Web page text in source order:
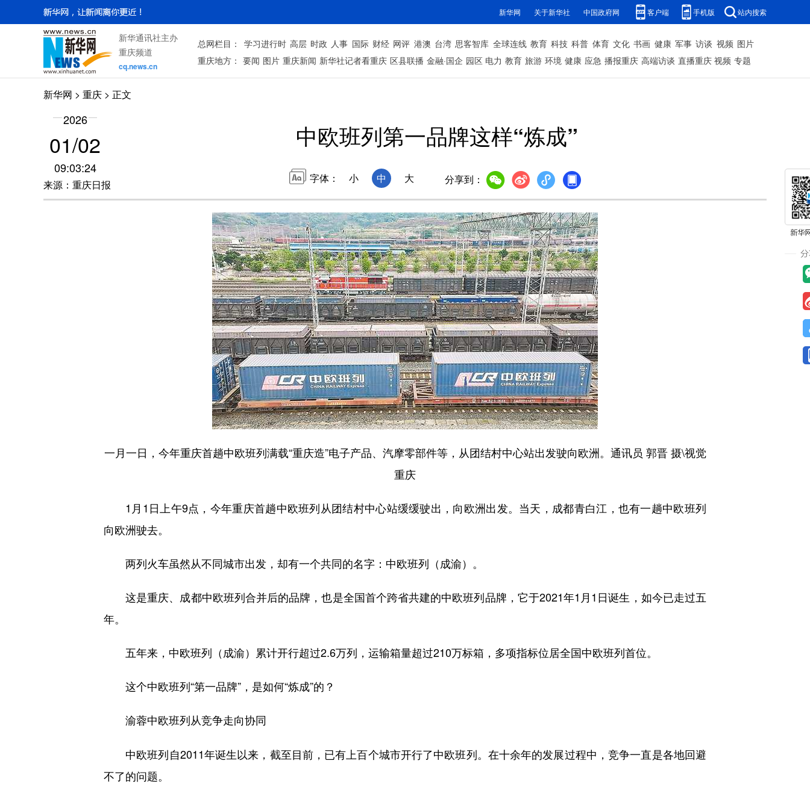
新华网 关于新华社 中国政府网 客户端 手机版 站内搜索
新华通讯社主办
重庆频道
cq.news.cn
总网栏目： 学习进行时 高层 时政 人事 国际 财经 网评 港澳 台湾 思客智库 全球连线 教育 科技 科普 体育 文化 书画 健康 军事 访谈 视频 图片
重庆地方： 要闻 图片 重庆新闻 新华社记者看重庆 区县联播 金融·国企 园区 电力 教育 旅游 环境 健康 应急 播报重庆 高端访谈 直播重庆 视频 专题
新华网 > 重庆 > 正文
2026
01/02
09:03:24
来源：重庆日报
中欧班列第一品牌这样“炼成”
字体： 小 中 大 分享到：
一月一日，今年重庆首趟中欧班列满载“重庆造”电子产品、汽摩零部件等，从团结村中心站出发驶向欧洲。通讯员 郭晋 摄\视觉
重庆
1月1日上午9点，今年重庆首趟中欧班列从团结村中心站缓缓驶出，向欧洲出发。当天，成都青白江，也有一趟中欧班列
向欧洲驶去。
两列火车虽然从不同城市出发，却有一个共同的名字：中欧班列（成渝）。
这是重庆、成都中欧班列合并后的品牌，也是全国首个跨省共建的中欧班列品牌，它于2021年1月1日诞生，如今已走过五
年。
五年来，中欧班列（成渝）累计开行超过2.6万列，运输箱量超过210万标箱，多项指标位居全国中欧班列首位。
这个中欧班列“第一品牌”，是如何“炼成”的？
渝蓉中欧班列从竞争走向协同
中欧班列自2011年诞生以来，截至目前，已有上百个城市开行了中欧班列。在十余年的发展过程中，竞争一直是各地回避
不了的问题。